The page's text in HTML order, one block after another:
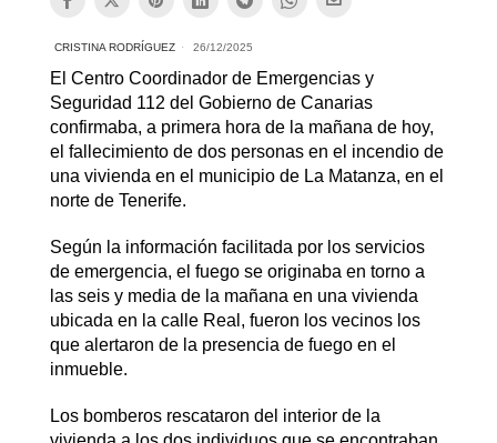
CRISTINA RODRÍGUEZ 26/12/2025
El Centro Coordinador de Emergencias y
Seguridad 112 del Gobierno de Canarias
confirmaba, a primera hora de la mañana de hoy,
el fallecimiento de dos personas en el incendio de
una vivienda en el municipio de La Matanza, en el
norte de Tenerife.
Según la información facilitada por los servicios
de emergencia, el fuego se originaba en torno a
las seis y media de la mañana en una vivienda
ubicada en la calle Real, fueron los vecinos los
que alertaron de la presencia de fuego en el
inmueble.
Los bomberos rescataron del interior de la